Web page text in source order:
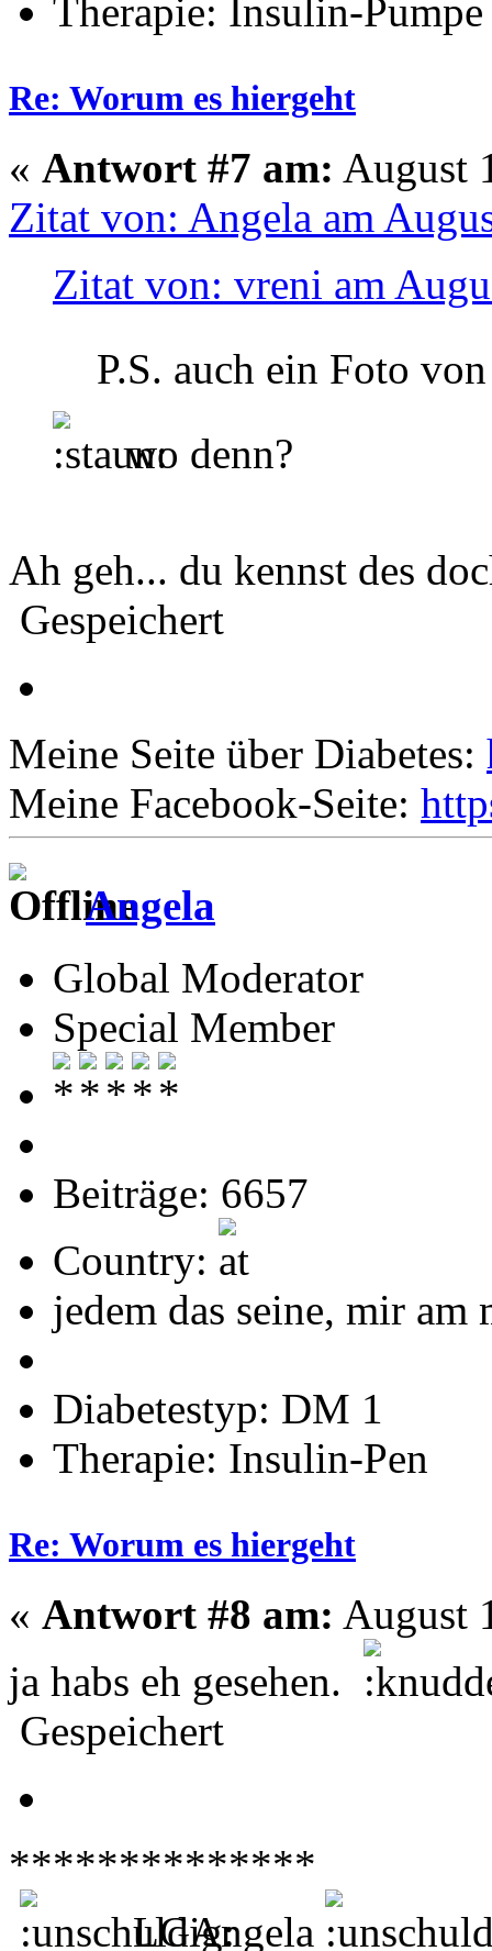
Therapie: Insulin-Pumpe
Re: Worum es hiergeht
« Antwort #7 am: August
Zitat von: Angela am
Zitat von: vreni am
P.S. auch ein Foto
wo denn?
Ah geh... du kennst des
Gespeichert
Meine Seite über Diabetes:
Meine Facebook-Seite:
Angela
Global Moderator
Special Member
Beiträge: 6657
Country:
jedem das seine, mir am
Diabetestyp: DM 1
Therapie: Insulin-Pen
Re: Worum es hiergeht
« Antwort #8 am: August
ja habs eh gesehen.
Gespeichert
**************
LGAngela